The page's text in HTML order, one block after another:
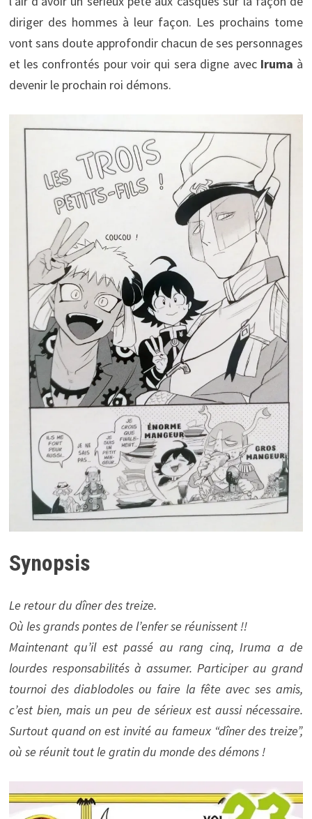
diriger des hommes à leur façon. Les prochains tome
vont sans doute approfondir chacun de ses personnages
et les confrontés pour voir qui sera digne avec Iruma à
devenir le prochain roi démons.
Synopsis
Le retour du dîner des treize.
Où les grands pontes de l’enfer se réunissent !!
Maintenant qu’il est passé au rang cinq, Iruma a de
lourdes responsabilités à assumer. Participer au grand
tournoi des diablodoles ou faire la fête avec ses amis,
c’est bien, mais un peu de sérieux est aussi nécessaire.
Surtout quand on est invité au fameux “dîner des treize”,
où se réunit tout le gratin du monde des démons !